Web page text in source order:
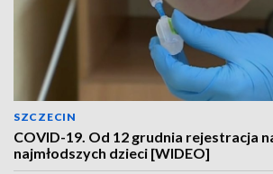
SZCZECIN
COVID-19. Od 12 grudnia rejestracja
najmłodszych dzieci [WIDEO]